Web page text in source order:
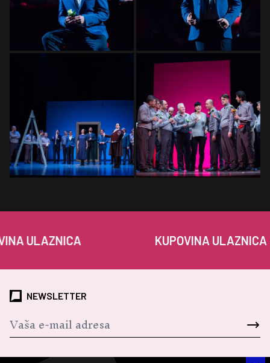
KUPOVINA ULAZNICA
NEWSLETTER